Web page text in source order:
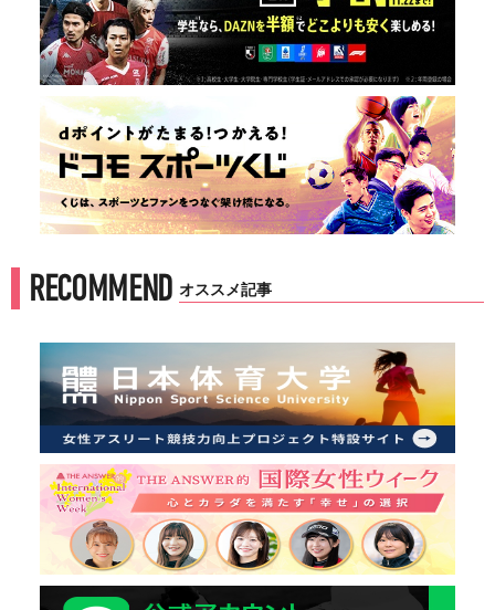
RECOMMEND オススメ記事